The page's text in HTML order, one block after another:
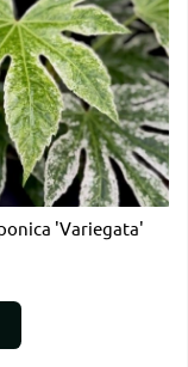
'Variegata'